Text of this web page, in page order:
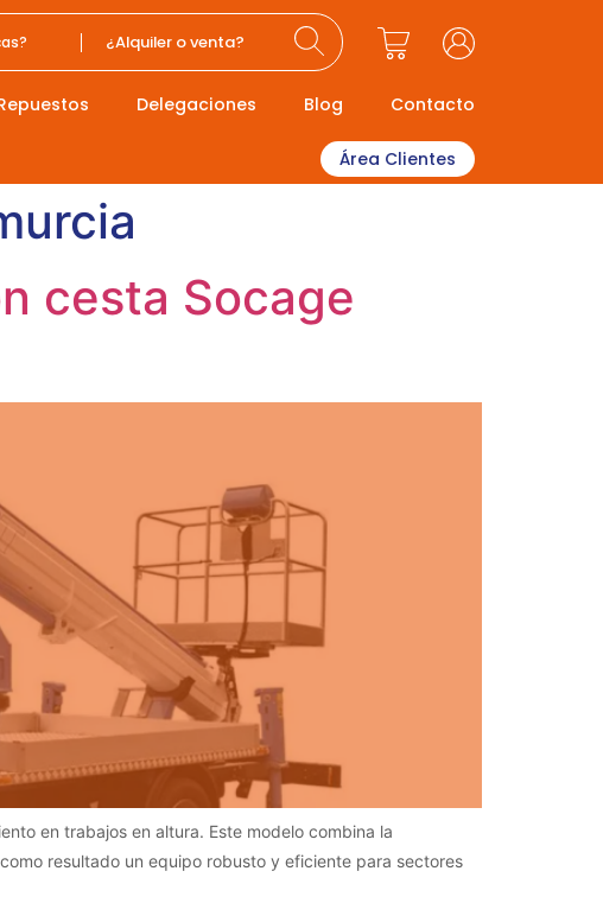
¿Alquiler o venta?
Delegaciones Blog Contacto
Área Clientes
cesta Socage
en trabajos en altura. Este modelo combina la
resultado un equipo robusto y eficiente para sectores